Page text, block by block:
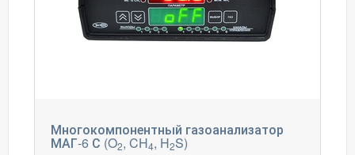
Многокомпонентный газоанализатор
МАГ-6 С (O2, CH4, H2S)